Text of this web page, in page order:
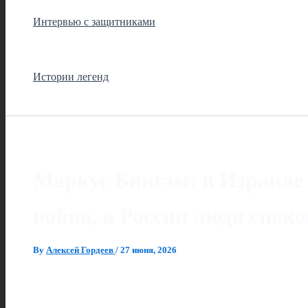
Интервью с защитниками
Истории легенд
By Алексей Гордеев / 27 июня, 2026